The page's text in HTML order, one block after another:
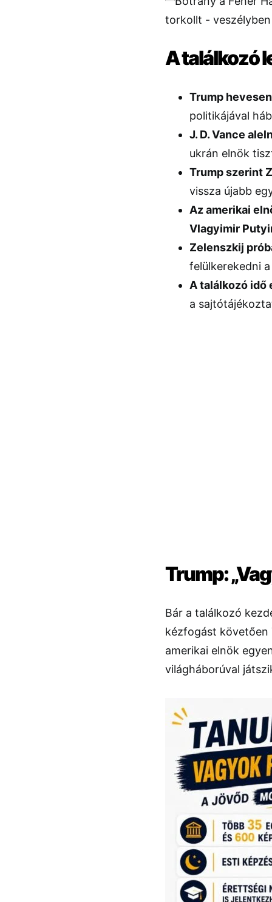
A találkozó
Trump
politikájával
J. D. Vance
ukrán elnök
Trump szerint
vissza újabb
Az amerikai
Vlagyimir
Zelenszkij
felülkerekedni
A találkozó
a
Trump:
Bár a találkozó
kézfogást követően
amerikai elnök
világháborúval